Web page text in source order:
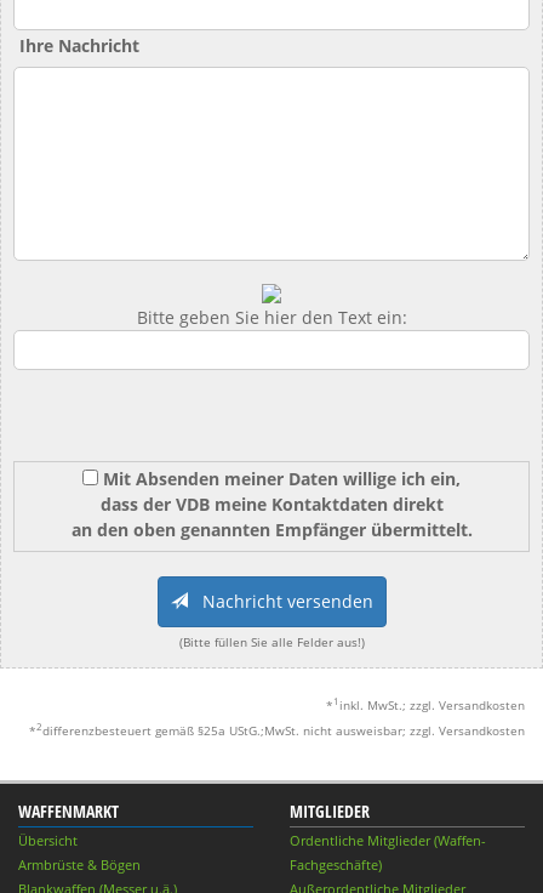
Ihre Nachricht
Bitte geben Sie hier den Text ein:
Mit Absenden meiner Daten willige ich ein,
dass der VDB meine Kontaktdaten direkt
an den oben genannten Empfänger übermittelt.
Nachricht versenden
(Bitte füllen Sie alle Felder aus!)
* 1 inkl. MwSt.; zzgl. Versandkosten
*2differenzbesteuert gemäß §25a UStG.;MwSt. nicht ausweisbar; zzgl. Versandkosten
WAFFENMARKT
Übersicht
Armbrüste & Bögen
Blankwaffen (Messer u.ä.)
MITGLIEDER
Ordentliche Mitglieder (Waffen-
Fachgeschäfte)
Außerordentliche Mitglieder